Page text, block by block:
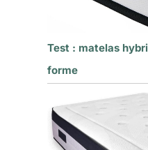
Test : matelas
forme